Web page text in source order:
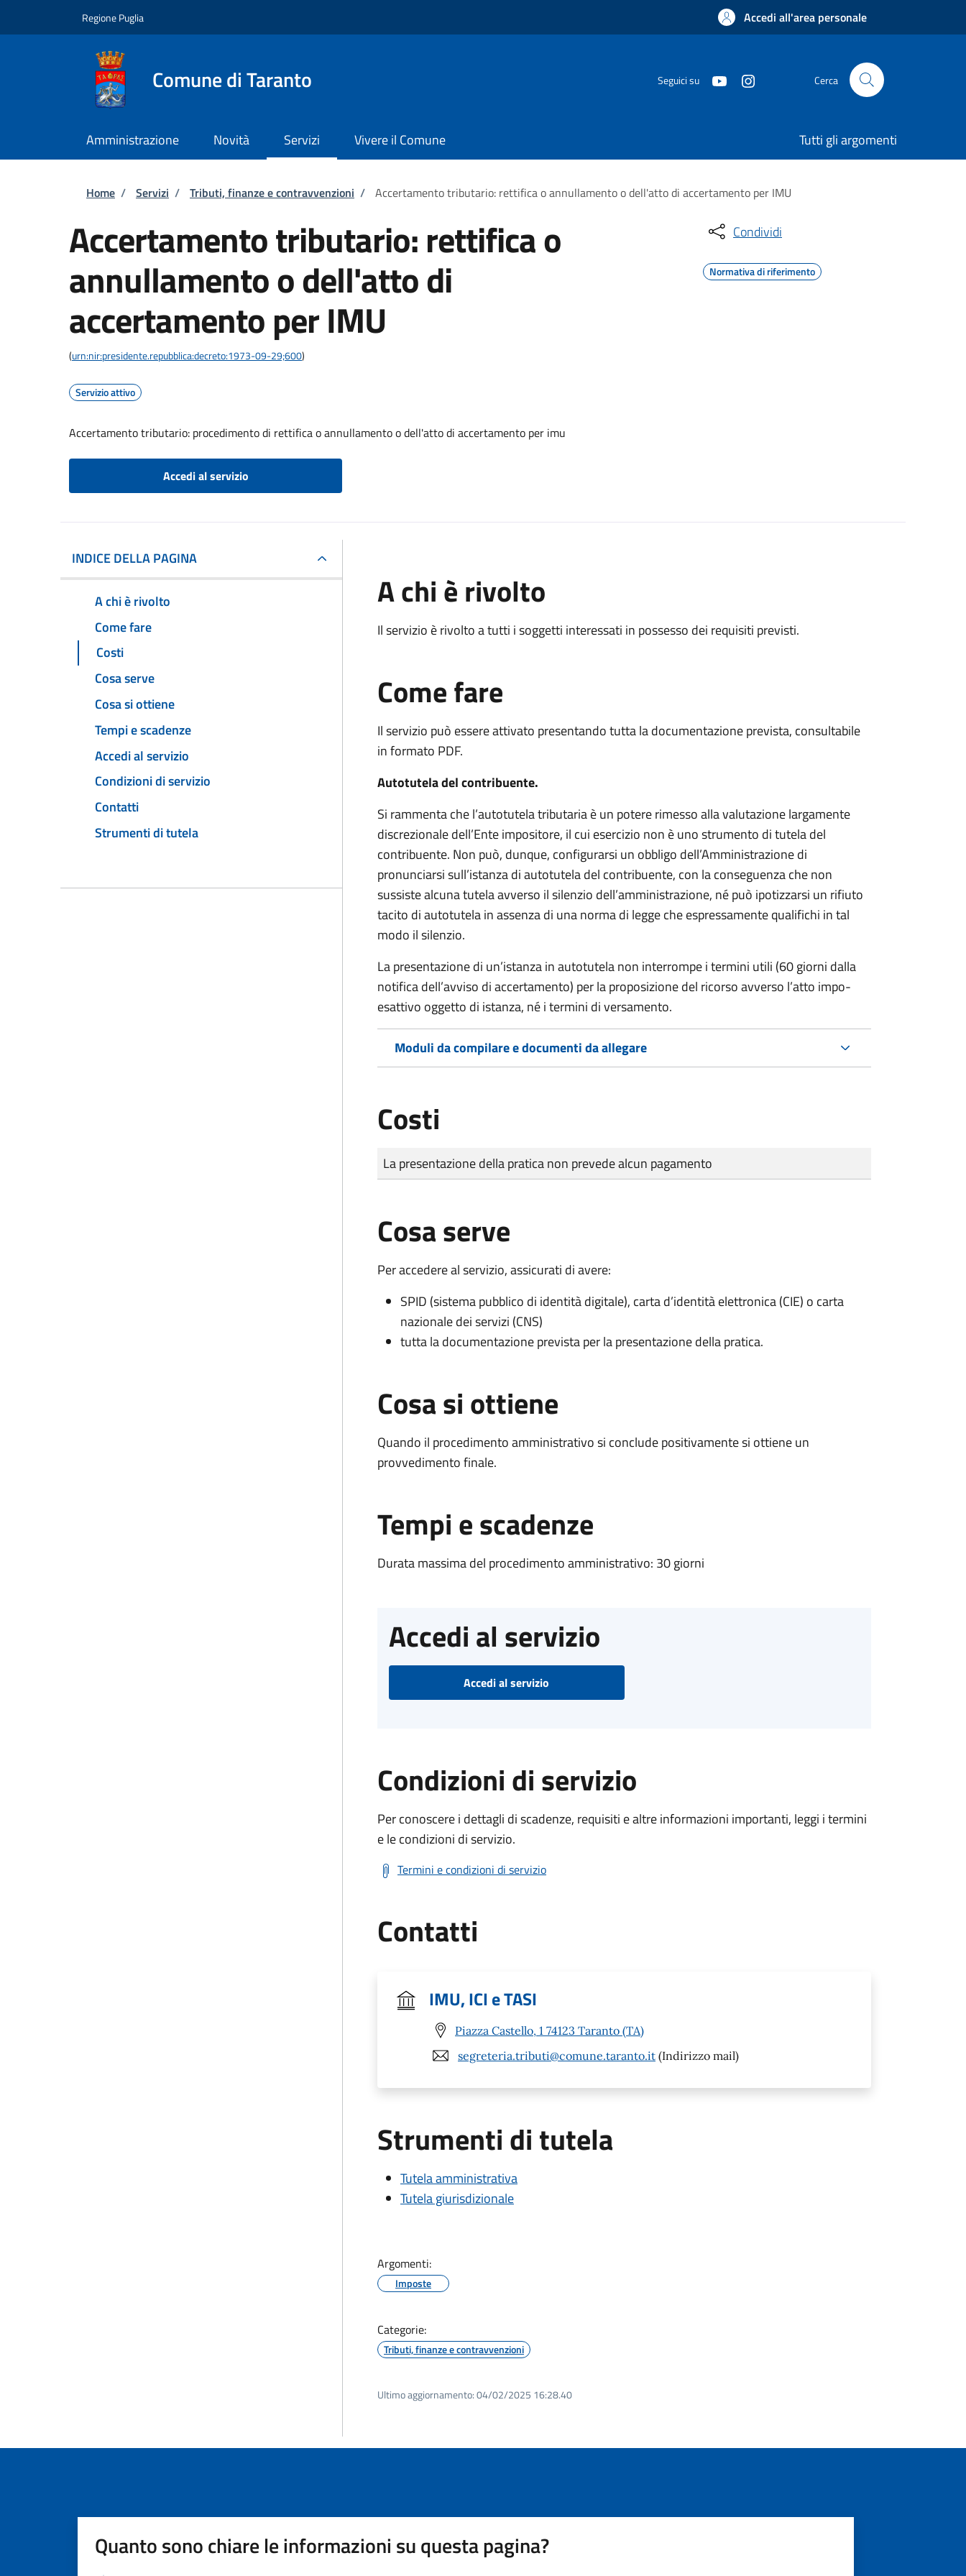
Regione Puglia Accedi all'area personale
Comune di Taranto Seguici su Cerca
Amministrazione Novità Servizi Vivere il Comune Tutti gli argomenti
Briciole di pane
Home / Servizi / Tributi, finanze e contravvenzioni / Accertamento tributario: rettifica o annullamento o dell'atto di accertamento per IMU
Accertamento tributario: rettifica o
annullamento o dell'atto di
accertamento per IMU
(urn:nir:presidente.repubblica:decreto:1973-09-29;600)
Servizio attivo
Accertamento tributario: procedimento di rettifica o annullamento o dell'atto di accertamento per imu
Accedi al servizio
Condividi
Normativa di riferimento
INDICE DELLA PAGINA
A chi è rivolto
Come fare
Costi
Cosa serve
Cosa si ottiene
Tempi e scadenze
Accedi al servizio
Condizioni di servizio
Contatti
Strumenti di tutela
A chi è rivolto
Il servizio è rivolto a tutti i soggetti interessati in possesso dei requisiti previsti.
Come fare
Il servizio può essere attivato presentando tutta la documentazione prevista, consultabile
in formato PDF.
Autotutela del contribuente.
Si rammenta che l’autotutela tributaria è un potere rimesso alla valutazione largamente
discrezionale dell’Ente impositore, il cui esercizio non è uno strumento di tutela del
contribuente. Non può, dunque, configurarsi un obbligo dell’Amministrazione di
pronunciarsi sull’istanza di autotutela del contribuente, con la conseguenza che non
sussiste alcuna tutela avverso il silenzio dell’amministrazione, né può ipotizzarsi un rifiuto
tacito di autotutela in assenza di una norma di legge che espressamente qualifichi in tal
modo il silenzio.
La presentazione di un’istanza in autotutela non interrompe i termini utili (60 giorni dalla
notifica dell’avviso di accertamento) per la proposizione del ricorso avverso l’atto impo-
esattivo oggetto di istanza, né i termini di versamento.
Moduli da compilare e documenti da allegare
Costi
Tipo di pagamento
Importo
La presentazione della pratica non prevede alcun pagamento
Cosa serve
Per accedere al servizio, assicurati di avere:
SPID (sistema pubblico di identità digitale), carta d’identità elettronica (CIE) o carta
nazionale dei servizi (CNS)
tutta la documentazione prevista per la presentazione della pratica.
Cosa si ottiene
Quando il procedimento amministrativo si conclude positivamente si ottiene un
provvedimento finale.
Tempi e scadenze
Durata massima del procedimento amministrativo: 30 giorni
Accedi al servizio
Accedi al servizio
Condizioni di servizio
Per conoscere i dettagli di scadenze, requisiti e altre informazioni importanti, leggi i termini
e le condizioni di servizio.
Termini e condizioni di servizio
Contatti
IMU, ICI e TASI
Piazza Castello, 1 74123 Taranto (TA)
segreteria.tributi@comune.taranto.it (Indirizzo mail)
Strumenti di tutela
Tutela amministrativa
Tutela giurisdizionale
Argomenti:
Imposte
Categorie:
Tributi, finanze e contravvenzioni
Ultimo aggiornamento:04/02/2025 16:28.40
Quanto sono chiare le informazioni su questa pagina?